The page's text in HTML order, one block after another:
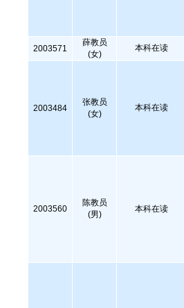
2003571
薛教员
(女)
本科在读
2003484
张教员
(女)
本科在读
2003560
陈教员
(男)
本科在读